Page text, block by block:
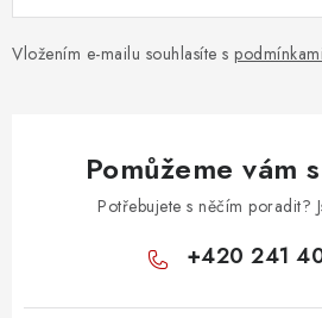
Vložením e-mailu souhlasíte s
Pomůžeme vám
Potřebujete s něčím poradit?
+420 241